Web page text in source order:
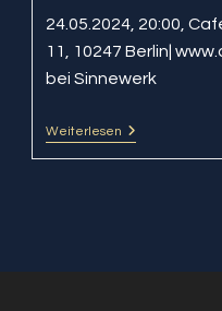
24.05.2024, 20:00,
11, 10247 Berlin|
bei Sinnewerk
Weiterlesen BalkaNova